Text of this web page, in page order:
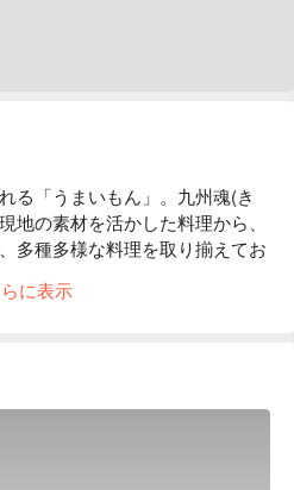
る「うまいもん」。九州魂(き
地の素材を活かした料理から、
多種多様な料理を取り揃えてお
選芋焼酎をお楽しみいただけま
。趣ある店内で九州料理をご堪
に表示